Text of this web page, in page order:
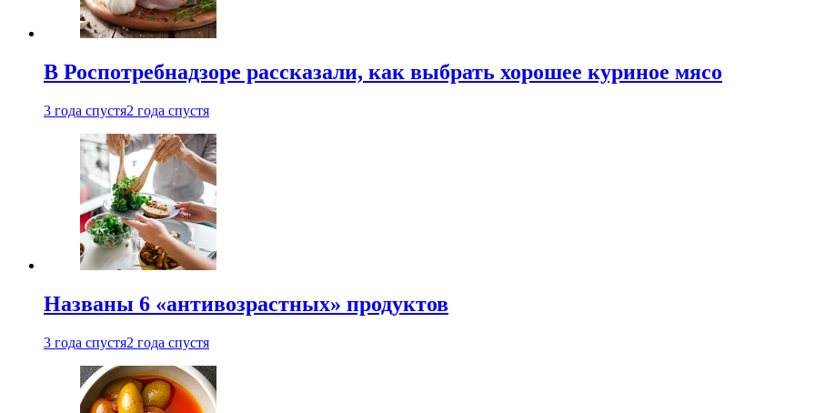
В Роспотребнадзоре рассказали, как выбрать хорошее куриное мясо
3 года спустя2 года спустя
Названы 6 «антивозрастных» продуктов
3 года спустя2 года спустя